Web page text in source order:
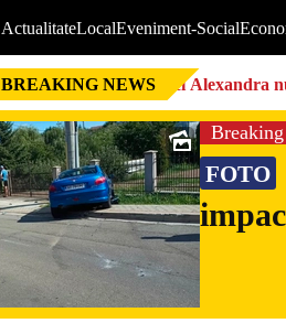
ActualitateLocalEveniment-Social
BREAKING NEWS Nici Alexandra
FOTO